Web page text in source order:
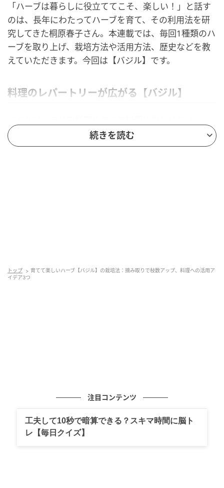
「ハーブは暮らしに役立ててこそ、楽しい！」と話す
のは、長年にわたってハーブを育て、その利用法を研
究してきた桐原春子さん。本連載では、毎回1種類のハ
ーブを取り上げ、栽培方法や活用方法、歴史などを教
えていただきます。今回は【バジル】です。
料理のレパートリーが広がる【バジル】
ブ。使いこなせるようになると料理のレパートリーが
ぐんと広がります。
属の一年草ですが、原産地のインドなど亜熱帯地方で
は多年草となります。多くの種類があり、たとえばホ
続きを読む
トップ
育てて楽しいハーブ【バジル】の栽培法：摘み取りで枝数アップ、料理への活用ア
イデア3つ
注目コンテンツ
工夫して10秒で暗算できる？スキマ時間に脳ト
レ【毎日クイズ】